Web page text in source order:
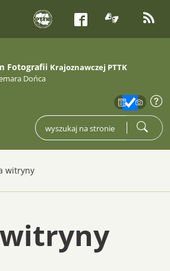
Facebook
tłumacz
Fotografii Krajoznawczej PTTK
Dońca
szukaj
witryny